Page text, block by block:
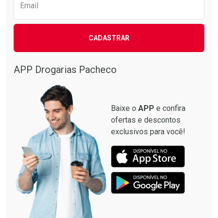
Email
CADASTRAR
APP Drogarias Pacheco
Baixe o APP e confira
ofertas e descontos
exclusivos para você!